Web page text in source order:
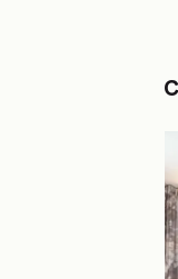
Weitere